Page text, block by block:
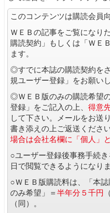
このコンテンツは購読会員
ＷＥＢの記事をご覧になり
購読契約」もしくは「ＷＥ
ます。
◎すでに本誌の購読契約を
規ユーザー登録」をお願いし
◎ＷＥＢ版のみの購読希望
登録」をご記入の上、 得意
して下さい。メールをお送
書き添えの上ご返送ください
場合は会社名欄に「個人」
○ユーザー登録後事務手続
日で閲覧できるようになりま
○ＷＥＢ版購読料は、「本誌
のみ希望」＝ 半年分５千円
（同）。